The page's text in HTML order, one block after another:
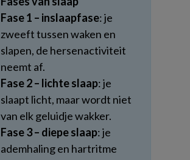
Fase 1 – inslaapfase: je
zweeft tussen waken en
slapen, de hersenactiviteit
neemt af.
Fase 2 – lichte slaap: je
slaapt licht, maar wordt niet
van elk geluidje wakker.
Fase 3 – diepe slaap: je
ademhaling en hartritme